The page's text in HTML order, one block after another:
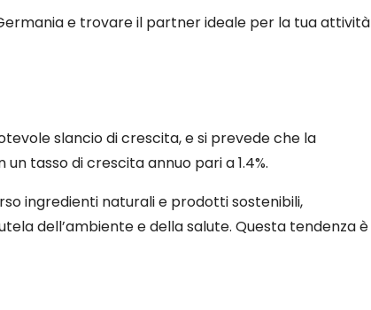
e trovare il partner ideale per la tua attività
slancio di crescita, e si prevede che la
tasso di crescita annuo pari a 1.4%.
ingredienti naturali e prodotti sostenibili,
dell’ambiente e della salute. Questa tendenza è